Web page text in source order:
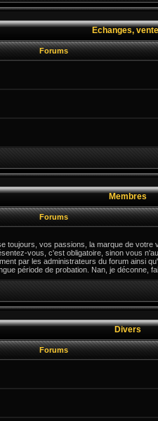
Echanges,
Forums
Membres
Forums
toujours, vos passions, la marque de votre
vous, c'est obligatoire, sinon vous
par les administrateurs du forum ainsi
période de probation. Nan, je déconne,
Divers
Forums